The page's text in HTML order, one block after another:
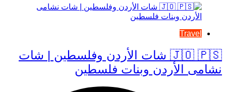
Travel
🇯🇴 🇵🇸 شات الأردن وفلسطين | شات
نشامى الأردن وبنات فلسطين